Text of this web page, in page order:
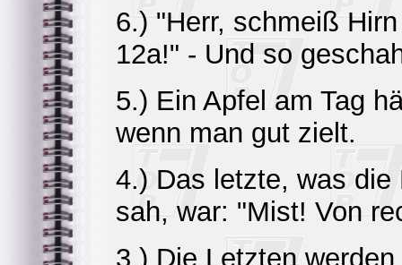
6.) "Herr, schmeiß
12a!" - Und so
5.) Ein Apfel am Tag
wenn man gut zielt.
4.) Das letzte, was
sah, war: "Mist! Von
3.) Die Letzten